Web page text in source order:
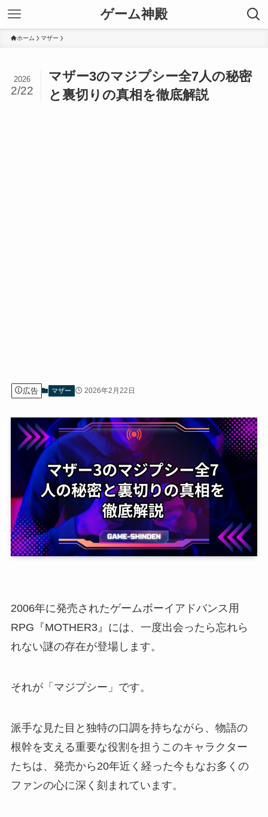
ゲーム神殿
ホーム マザー
マザー3のマジプシー全7人の秘密
と裏切りの真相を徹底解説
2026
2/22
広告 マザー 2026年2月22日
2006年に発売されたゲームボーイアドバンス用
RPG『MOTHER3』には、一度出会ったら忘れら
れない謎の存在が登場します。
それが「マジプシー」です。
派手な見た目と独特の口調を持ちながら、物語の
根幹を支える重要な役割を担うこのキャラクター
たちは、発売から20年近く経った今もなお多くの
ファンの心に深く刻まれています。